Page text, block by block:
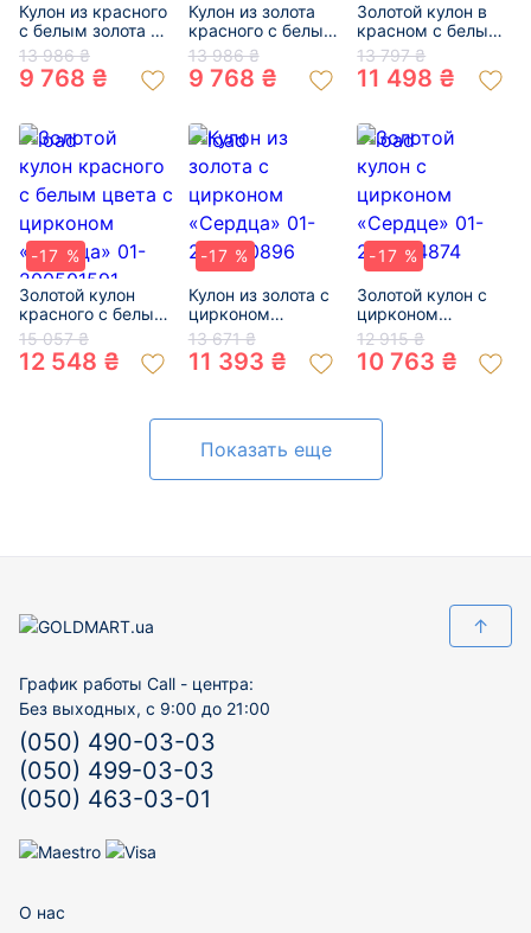
Кулон из красного
с белым золота с
цирконом
«Сердце» 01-
19080532
13 986 ₴
9 768 ₴
Кулон из золота
красного с белым
цвета с цирконом
«Сердце» 01-
19246735
13 986 ₴
9 768 ₴
Золотой кулон в
красном с белым
цвете с цирконом
«Сердца» 01-
200469985
13 797 ₴
11 498 ₴
-17 %
Золотой кулон
красного с белым
цвета с цирконом
«Сердца» 01-
200501591
15 057 ₴
12 548 ₴
-17 %
Кулон из золота с
цирконом
«Сердца» 01-
200420896
13 671 ₴
11 393 ₴
-17 %
Золотой кулон с
цирконом
«Сердце» 01-
200464874
12 915 ₴
10 763 ₴
Показать еще
↑
График работы Call - центра:
Без выходных, с 9:00 до 21:00
(050) 490-03-03
(050) 499-03-03
(050) 463-03-01
О нас